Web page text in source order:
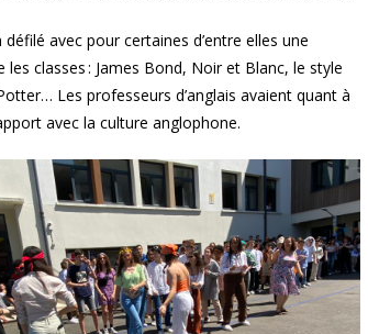
avec pour certaines d’entre elles une
classes : James Bond, Noir et Blanc, le style
Les professeurs d’anglais avaient quant à
avec la culture anglophone.